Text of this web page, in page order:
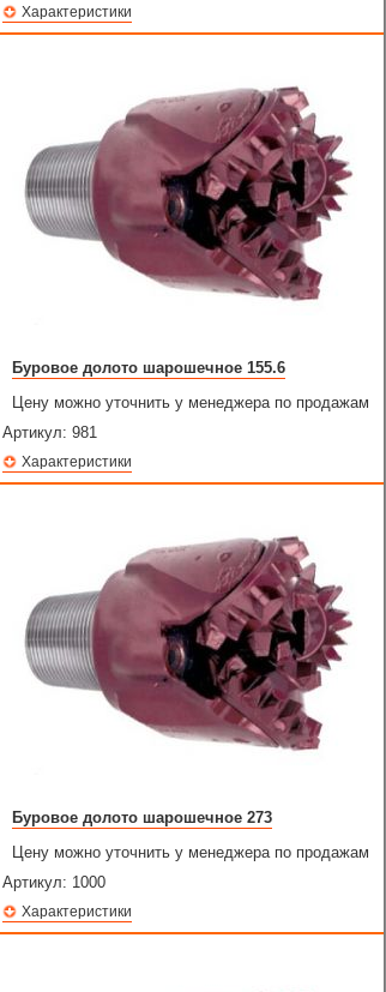
Характеристики
Буровое долото шарошечное 155.6
Цену можно уточнить у менеджера по продажам
Артикул: 981
Характеристики
Буровое долото шарошечное 273
Цену можно уточнить у менеджера по продажам
Артикул: 1000
Характеристики